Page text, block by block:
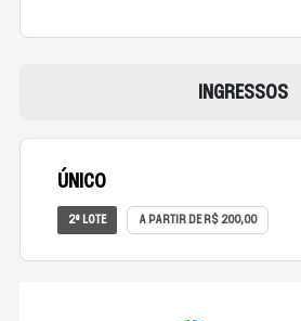
INGRESSOS
ÚNICO
2º LOTE A PARTIR DE R$ 200,00